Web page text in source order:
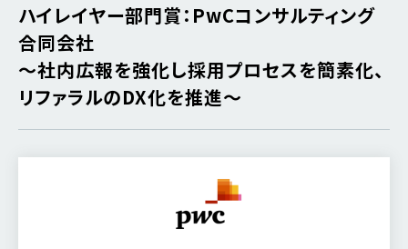
ハイレイヤー部門賞：PwCコンサルティング
合同会社
～社内広報を強化し採用プロセスを簡素化、
リファラルのDX化を推進～